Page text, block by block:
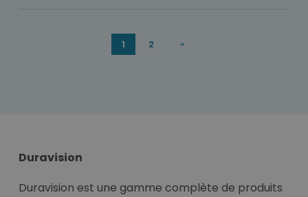
1 2
Duravision
Duravision est une gamme complète de produits